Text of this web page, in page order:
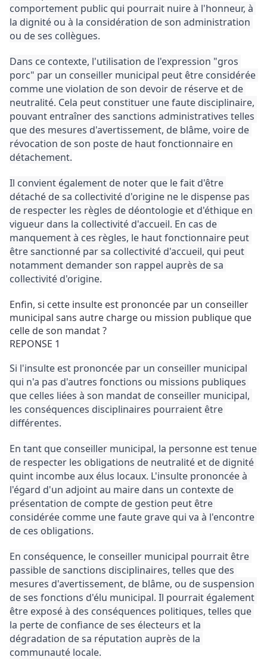
comportement public qui pourrait nuire à l'honneur, à
la dignité ou à la considération de son administration
ou de ses collègues.
Dans ce contexte, l'utilisation de l'expression "gros
porc" par un conseiller municipal peut être considérée
comme une violation de son devoir de réserve et de
neutralité. Cela peut constituer une faute disciplinaire,
pouvant entraîner des sanctions administratives telles
que des mesures d'avertissement, de blâme, voire de
révocation de son poste de haut fonctionnaire en
détachement.
Il convient également de noter que le fait d'être
détaché de sa collectivité d'origine ne le dispense pas
de respecter les règles de déontologie et d'éthique en
vigueur dans la collectivité d'accueil. En cas de
manquement à ces règles, le haut fonctionnaire peut
être sanctionné par sa collectivité d'accueil, qui peut
notamment demander son rappel auprès de sa
collectivité d'origine.
Enfin, si cette insulte est prononcée par un conseiller
municipal sans autre charge ou mission publique que
celle de son mandat ?
REPONSE 1
Si l'insulte est prononcée par un conseiller municipal
qui n'a pas d'autres fonctions ou missions publiques
que celles liées à son mandat de conseiller municipal,
les conséquences disciplinaires pourraient être
différentes.
En tant que conseiller municipal, la personne est tenue
de respecter les obligations de neutralité et de dignité
quint incombe aux élus locaux. L'insulte prononcée à
l'égard d'un adjoint au maire dans un contexte de
présentation de compte de gestion peut être
considérée comme une faute grave qui va à l'encontre
de ces obligations.
En conséquence, le conseiller municipal pourrait être
passible de sanctions disciplinaires, telles que des
mesures d'avertissement, de blâme, ou de suspension
de ses fonctions d'élu municipal. Il pourrait également
être exposé à des conséquences politiques, telles que
la perte de confiance de ses électeurs et la
dégradation de sa réputation auprès de la
communauté locale.